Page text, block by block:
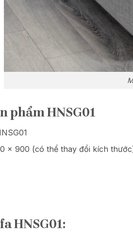
phẩm HNSG01
x 900 (có thể thay đổi kích
HNSG01: